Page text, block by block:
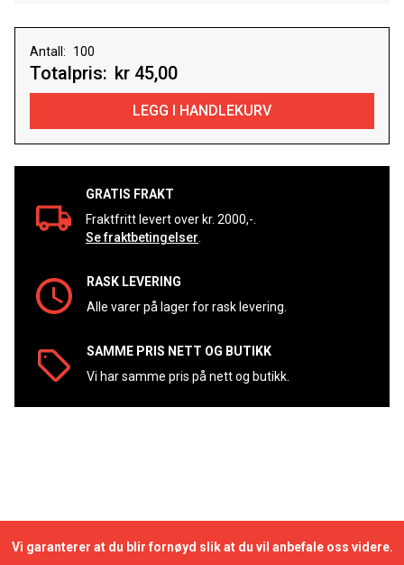
Antall:
Totalpris: kr 45,00
GRATIS FRAKT
Fraktfritt levert over kr. 2000,-.
Se fraktbetingelser
RASK LEVERING
Alle varer på lager for rask levering.
SAMME PRIS NETT OG BUTIKK
Vi har samme pris på nett og butikk.
Vi garanterer at du blir fornøyd slik at du vil anbefale oss videre.